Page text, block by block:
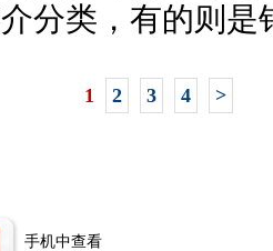
分类，有的则是
1 2 3 4 >
手机中查看